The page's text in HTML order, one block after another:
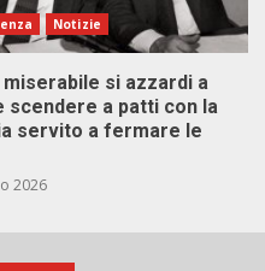
Notizie
miserabile si azzardi a
scendere a patti con la
servito a fermare le
2026